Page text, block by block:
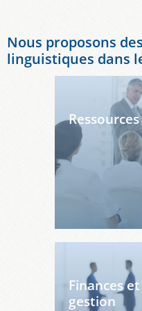
Nous proposons
linguistiques dans
Finances
gestion